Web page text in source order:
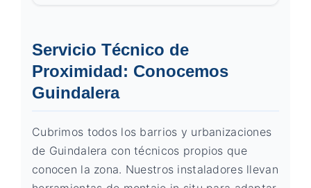
Servicio Técnico de
Proximidad: Conocemos
Guindalera
Cubrimos todos los barrios y urbanizaciones
de Guindalera con técnicos propios que
conocen la zona. Nuestros instaladores llevan